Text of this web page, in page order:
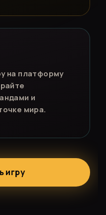
на платформу
и
мира.
игру